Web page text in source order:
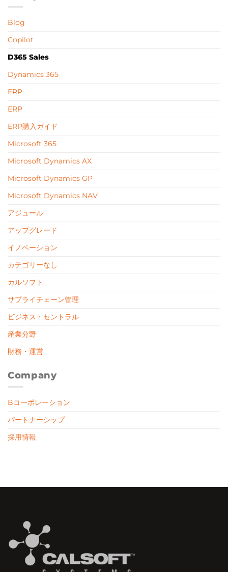
Blog
Copilot
D365 Sales
Dynamics 365
ERP
ERP
ERP購入ガイド
Microsoft 365
Microsoft Dynamics AX
Microsoft Dynamics GP
Microsoft Dynamics NAV
アジュール
アップグレード
イノベーション
カテゴリーなし
カルソフト
サプライチェーン管理
ビジネス・セントラル
産業分野
財務・運営
Company
Bコーポレーション
パートナーシップ
採用情報